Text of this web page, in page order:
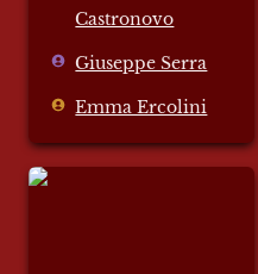
Castronovo
Giuseppe Serra
Emma Ercolini
Ospiti